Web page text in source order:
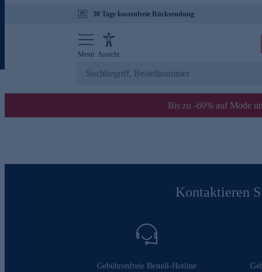
30 Tage kostenfreie Rücksendung
Menü Ansicht
Bis zu -60% auf Mode
Kontaktieren
Gebührenfreie Bestell-Hotline